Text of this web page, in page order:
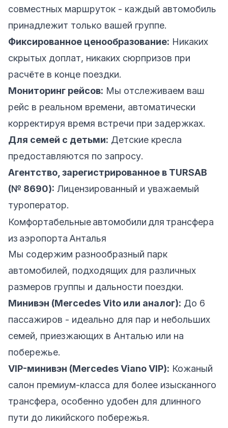
совместных маршруток - каждый автомобиль
принадлежит только вашей группе.
Фиксированное ценообразование: Никаких
скрытых доплат, никаких сюрпризов при
расчёте в конце поездки.
Мониторинг рейсов: Мы отслеживаем ваш
рейс в реальном времени, автоматически
корректируя время встречи при задержках.
Для семей с детьми: Детские кресла
предоставляются по запросу.
Агентство, зарегистрированное в TURSAB
(№ 8690): Лицензированный и уважаемый
туроператор.
Комфортабельные автомобили для трансфера
из аэропорта Анталья
Мы содержим разнообразный парк
автомобилей, подходящих для различных
размеров группы и дальности поездки.
Минивэн (Mercedes Vito или аналог): До 6
пассажиров - идеально для пар и небольших
семей, приезжающих в Анталью или на
побережье.
VIP-минивэн (Mercedes Viano VIP): Кожаный
салон премиум-класса для более изысканного
трансфера, особенно удобен для длинного
пути до ликийского побережья.